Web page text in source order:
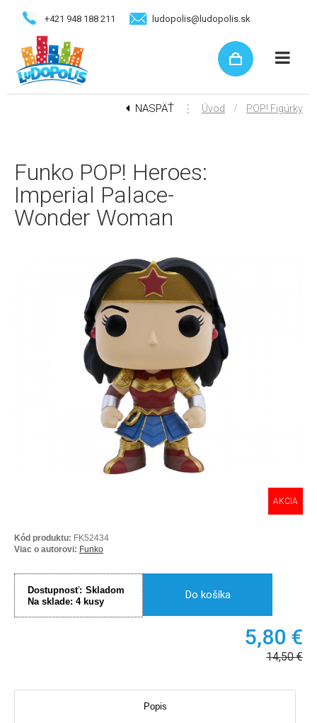
+421 948 188 211 ludopolis@ludopolis.sk
NASPÄŤ ⋮ Úvod / POP! Figúrky
Funko POP! Heroes:
Imperial Palace-
Wonder Woman
AKCIA
Kód produktu: FK52434
Viac o autorovi: Funko
Dostupnosť: Skladom
Na sklade: 4 kusy
Do košíka
5,80 €
14,50€
Popis